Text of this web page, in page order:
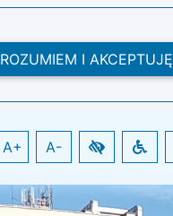
ROZUMIEM I AKCEPTUJĘ
A+ A-